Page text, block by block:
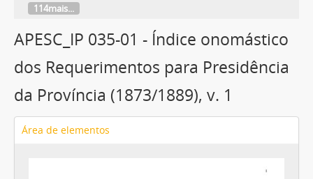
114mais...
APESC_IP 035-01 - Índice onomástico
dos Requerimentos para Presidência
da Província (1873/1889), v. 1
Área de elementos